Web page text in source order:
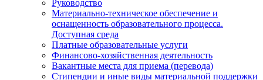
Руководство
Материально-техническое обеспечение и
оснащенность образовательного процесса.
Доступная среда
Платные образовательные услуги
Финансово-хозяйственная деятельность
Вакантные места для приема (перевода)
Стипендии и иные виды материальной поддержки